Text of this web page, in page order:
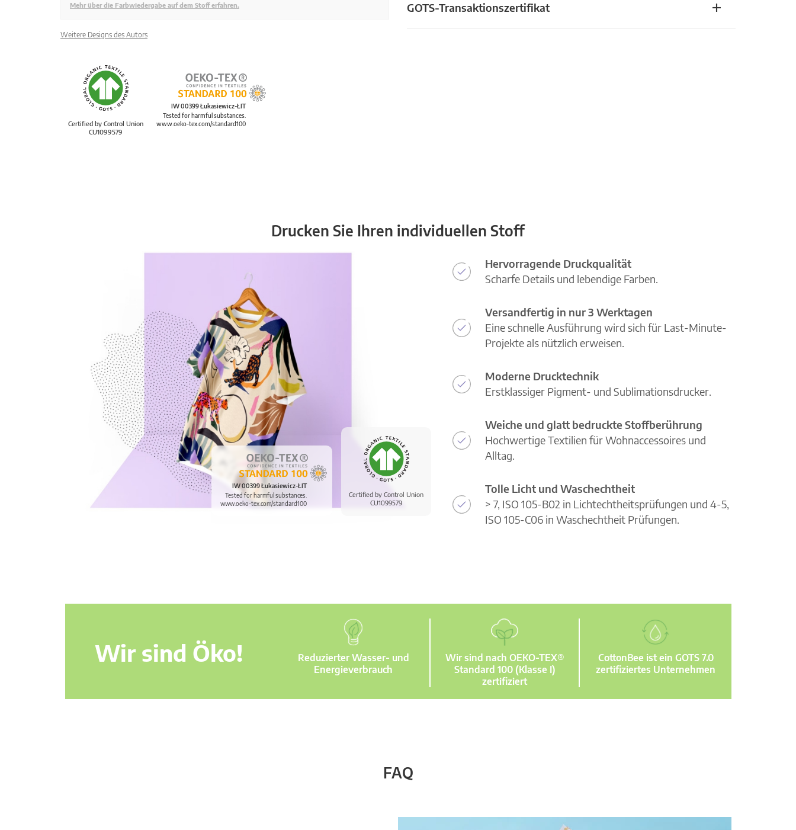
GOTS-Transaktionszertifikat
Mehr über die Farbwiedergabe auf dem Stoff erfahren.
Weitere Designs des Autors
Certified by Control Union
CU1099579
IW 00399 Łukasiewicz-ŁIT
Tested for harmful substances.
www.oeko-tex.com/standard100
Drucken Sie Ihren individuellen Stoff
Certified by Control Union
CU1099579
IW 00399 Łukasiewicz-ŁIT
Tested for harmful substances.
www.oeko-tex.com/standard100
Hervorragende Druckqualität
Scharfe Details und lebendige Farben.
Versandfertig in nur 3 Werktagen
Eine schnelle Ausführung wird sich für Last-Minute-
Projekte als nützlich erweisen.
Moderne Drucktechnik
Erstklassiger Pigment- und Sublimationsdrucker.
Weiche und glatt bedruckte Stoffberührung
Hochwertige Textilien für Wohnaccessoires und
Alltag.
Tolle Licht und Waschechtheit
> 7, ISO 105-B02 in Lichtechtheitsprüfungen und 4-5,
ISO 105-C06 in Waschechtheit Prüfungen.
Wir sind Öko!
Reduzierter Wasser- und
Energieverbrauch
Wir sind nach OEKO-TEX®
Standard 100 (Klasse I)
zertifiziert
CottonBee ist ein GOTS 7.0
zertifiziertes Unternehmen
FAQ